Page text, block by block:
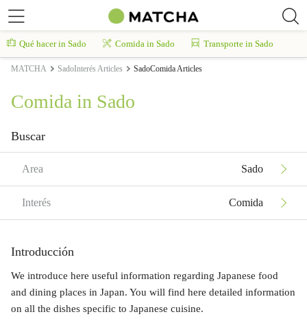
Qué hacer in Sado Comida in Sado Transporte in Sado
MATCHA SadoInterés Articles SadoComida Articles
Comida in Sado
Buscar
Area Sado
Interés Comida
Introducción
We introduce here useful information regarding Japanese food
and dining places in Japan. You will find here detailed information
on all the dishes specific to Japanese cuisine.